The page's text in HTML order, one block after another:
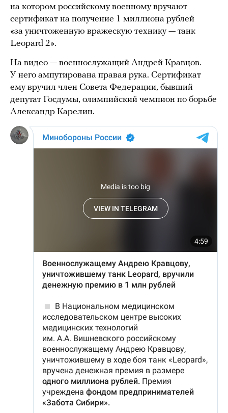
на котором российскому военному вручают
сертификат на получение 1 миллиона рублей
«за уничтоженную вражескую технику — танк
Leopard 2».
На видео — военнослужащий Андрей Кравцов.
У него ампутирована правая рука. Сертификат
ему вручил член Совета Федерации, бывший
депутат Госдумы, олимпийский чемпион по борьбе
Александр Карелин.